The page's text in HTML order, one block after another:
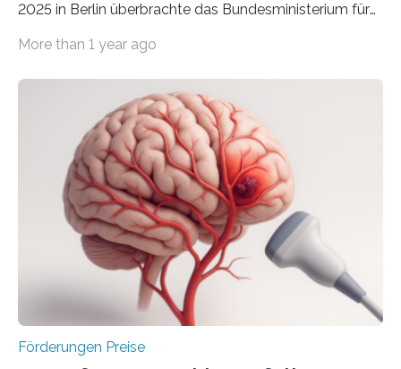
2025 in Berlin überbrachte das Bundesministerium für
Überplanmäßige Verpflichtungsermächtigungen in
Woche vom Haushaltsausschuss freigegeben – unter
anderem zur Unterstützung der
Industrieforschungsprogramme Industrielle
Gemeinschaftsforschung (IGF), Zentrales
Innovationsprogramm Mittelstand (ZIM) und
Innovationskompetenz INNO-KOM. Auf dem
Innovationstag Mittelstand 2025 am 5. Juni 2025 in
Berlin überbrachte das Bundesministerium für
Wirtschaft und Energie eine gute Nachricht:
Überplanmäßige Verpflichtungsermächtigungen in
More than 1 year ago
Förderungen Preise